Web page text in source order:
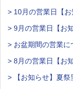
> 10月の営業日【お
> 9月の営業日【お
> お盆期間の営業に
> 8月の営業日【お
> 【お知らせ】夏祭